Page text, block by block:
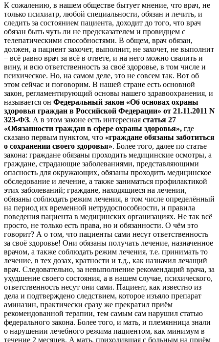
К сожалению, в нашем обществе бытует мнение, что врач, не
только психиатр, любой специальности, обязан и лечить, и
следить за состоянием пациента, доходит до того, что врач
обязан быть чуть ли не предсказателем и провидцем с
телепатическими способностями. В общем, врач обязан,
должен, а пациент захочет, выполнит, не захочет, не выполнит
– всё равно врач за всё в ответе, и на него можно свалить и
вину, и всю ответственность за своё здоровье, в том числе и
психическое. Но, на самом деле, это не совсем так. Вот об
этом сейчас и поговорим. В нашей стране есть основной
закон, регламентирующий основы нашего здравоохранения, и
называется он Федеральный закон «Об основах охраны
здоровья граждан в Российской Федерации» от 21.11.2011 N
323-ФЗ. А в этом законе есть интересная статья 27
«Обязанности граждан в сфере охраны здоровья», где
сказано первым пунктом, что «граждане обязаны заботиться
о сохранении своего здоровья». Более того, далее по статье
закона: граждане обязаны проходить медицинские осмотры, а
граждане, страдающие заболеваниями, представляющими
опасность для окружающих, обязаны проходить медицинское
обследование и лечение, а также заниматься профилактикой
этих заболеваний; граждане, находящиеся на лечении,
обязаны соблюдать режим лечения, в том числе определённый
на период их временной нетрудоспособности, и правила
поведения пациента в медицинских организациях. Не так всё
просто, не только есть права, но и обязанности. О чём это
говорит? А о том, что пациенты сами несут ответственность
за своё здоровье! Они обязаны получать лечение, назначенное
врачом, а также соблюдать режим лечения, т.е. принимать то
лечение, в тех дозах, кратности и т.д., как назначил лечащий
врач. Следовательно, за невыполнение рекомендаций врача, за
ухудшение своего состояния, а в нашем случае, психического,
ответственность несут они сами. Пациент, как известно из
дела и подтверждено следствием, которое изъяло препарат
аминазин, практически сразу же прекратил приём
рекомендованной терапии, тем самым сам нарушил статью
федерального закона. Более того, и мать, и племянница знали
о нарушении лечебного режима пациентом, как минимум в
течение 2 месяцев. А мать, приходившая с больным на приём